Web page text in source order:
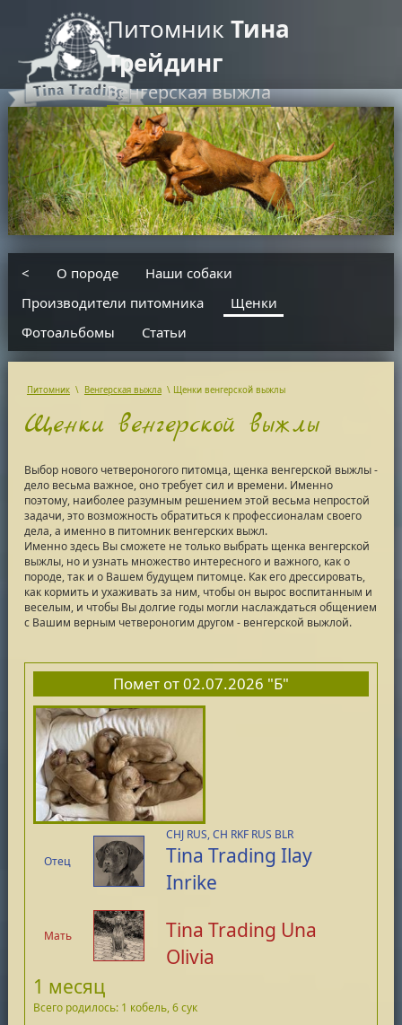
Питомник Тина
Трейдинг
Венгерская выжла
RU EN
введите текст для поиска
< О породе
Наши собаки
Производители питомника
Щенки
Фотоальбомы
Статьи
Питомник \ Венгерская выжла \ Щенки венгерской выжлы
Щенки венгерской выжлы
Выбор нового четвероногого питомца, щенка венгерской выжлы -
дело весьма важное, оно требует сил и времени. Именно
поэтому, наиболее разумным решением этой весьма непростой
задачи, это возможность обратиться к профессионалам своего
дела, а именно в питомник венгерских выжл.
Именно здесь Вы сможете не только выбрать щенка венгерской
выжлы, но и узнать множество интересного и важного, как о
породе, так и о Вашем будущем питомце. Как его дрессировать,
как кормить и ухаживать за ним, чтобы он вырос воспитанным и
веселым, и чтобы Вы долгие годы могли наслаждаться общением
с Вашим верным четвероногим другом - венгерской выжлой.
Помет от 02.07.2026 "Б"
Отец
CHJ RUS, CH RKF RUS BLR
Tina Trading Ilay
Inrike
Мать
Tina Trading Una
Olivia
1 месяц
Всего родилось: 1 кобель, 6 сук